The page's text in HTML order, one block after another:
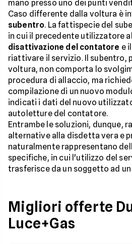
mano presso uno dei punti
Caso differente dalla voltura è
subentro. La fattispecie del
in cui il precedente utilizzatore
disattivazione del contatore e
riattivare il servizio. Il subentro,
voltura, non comporta lo
procedura di allaccio, ma
compilazione di un nuovo
indicati i dati del nuovo
autoletture del contatore.
Entrambe le soluzioni, dunque,
alternative alla disdetta vera e
naturalmente rappresentano
specifiche, in cui l'utilizzo del
trasferisce da un soggetto ad
Migliori offerte
Luce+Gas